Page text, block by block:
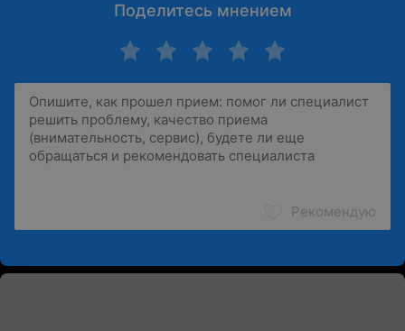
Поделитесь мнением
Рекомендую